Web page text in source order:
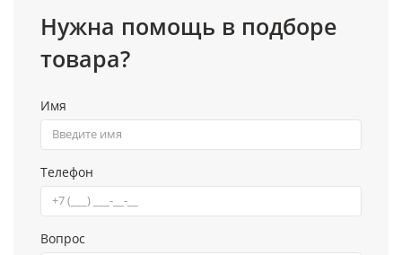
Нужна помощь в подборе
товара?
Имя
Телефон
Вопрос